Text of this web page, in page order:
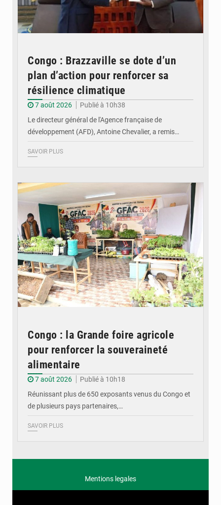
Congo : Brazzaville se dote d’un
plan d’action pour renforcer sa
résilience climatique
7 août 2026
Publié à 10h38
Le directeur général de l'Agence française de
développement (AFD), Antoine Chevalier, a remis…
SAVOIR PLUS
Congo : la Grande foire agricole
pour renforcer la souveraineté
alimentaire
7 août 2026
Publié à 10h18
Réunissant plus de 650 exposants venus du Congo et
de plusieurs pays partenaires,…
SAVOIR PLUS
Mentions legales